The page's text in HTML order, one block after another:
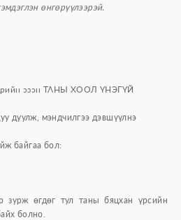
өнгөрүүлээрэй.
эзэн ТАНЫ ХООЛ ҮНЭГҮЙ
дуулж, мэндчилгээ дэвшүүлнэ
байгаа бол:
зурж өгдөг тул таны бяцхан үрсийн
болно.